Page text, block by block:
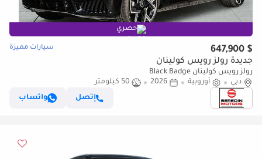
حصري
$ 647,900 سيارات مميزة
جديدة رولز رويس كولينان
رولز رويس كولينان Black Badge
دبي
أوروبية 2026
50 كيلومتر
إتصل
واتساب